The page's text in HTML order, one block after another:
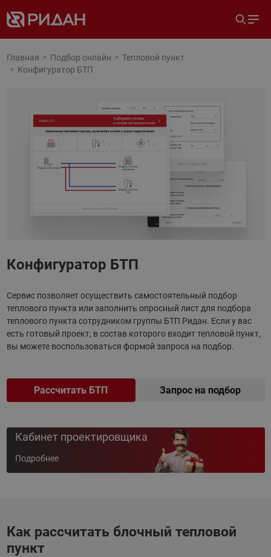
Главная Подбор онлайн
Тепловой пункт
Конфигуратор БТП
Конфигуратор БТП
Сервис позволяет осуществить самостоятельный подбор
теплового пункта или заполнить опросный лист для подбора
теплового пункта сотрудником группы БТП Ридан. Если у вас
есть готовый проект, в состав которого входит тепловой пункт,
вы можете воспользоваться формой запроса на подбор.
Рассчитать БТП Запрос на подбор
Кабинет проектировщика
Подробнее
Как рассчитать блочный тепловой
пункт